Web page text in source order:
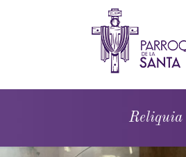
Reliquia